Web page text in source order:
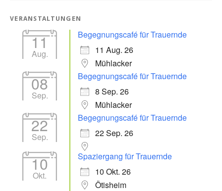
VERANSTALTUNGEN
11
Aug.
Begegnungscafé für Trauernde
11 Aug. 26
Mühlacker
08
Sep.
Begegnungscafé für Trauernde
8 Sep. 26
Mühlacker
22
Sep.
Begegnungscafé für Trauernde
22 Sep. 26
10
Okt.
Spaziergang für Trauernde
10 Okt. 26
Ötisheim